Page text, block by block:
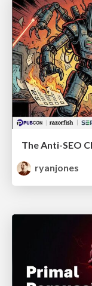
ryanjones